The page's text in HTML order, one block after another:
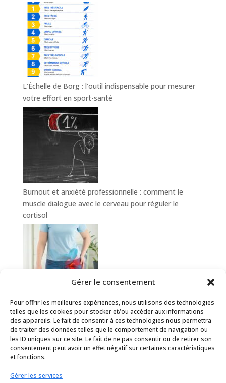
Gérer le consentement
Pour offrir les meilleures expériences, nous utilisons des technologies
telles que les cookies pour stocker et/ou accéder aux informations
des appareils. Le fait de consentir à ces technologies nous permettra
de traiter des données telles que le comportement de navigation ou
les ID uniques sur ce site. Le fait de ne pas consentir ou de retirer son
consentement peut avoir un effet négatif sur certaines caractéristiques
et fonctions.
Gérer les services
L’Échelle de Borg : l’outil indispensable pour mesurer
votre effort en sport-santé
Burnout et anxiété professionnelle : comment le
muscle dialogue avec le cerveau pour réguler le
cortisol
Hanche douloureuse : comment le sport-santé aide à
prévenir et soulager la coxalgie